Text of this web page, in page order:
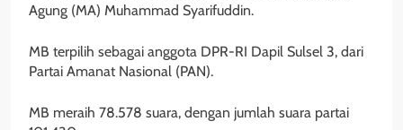
Agung (MA) Muhammad Syarifuddin.
MB terpilih sebagai anggota DPR-RI Dapil Sulsel 3, dari
Partai Amanat Nasional (PAN).
MB meraih 78.578 suara, dengan jumlah suara partai